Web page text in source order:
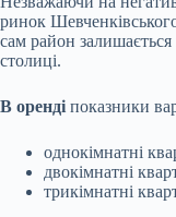
ринок
сам район
столиці.
В оренді показники
однокімнатні
двокімнатні
трикімнатні